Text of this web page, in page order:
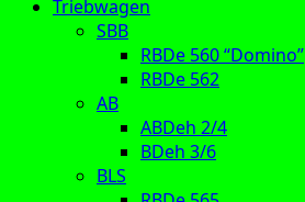
Triebwagen
SBB
RBDe 560 “Domino”
RBDe 562
AB
ABDeh 2/4
BDeh 3/6
BLS